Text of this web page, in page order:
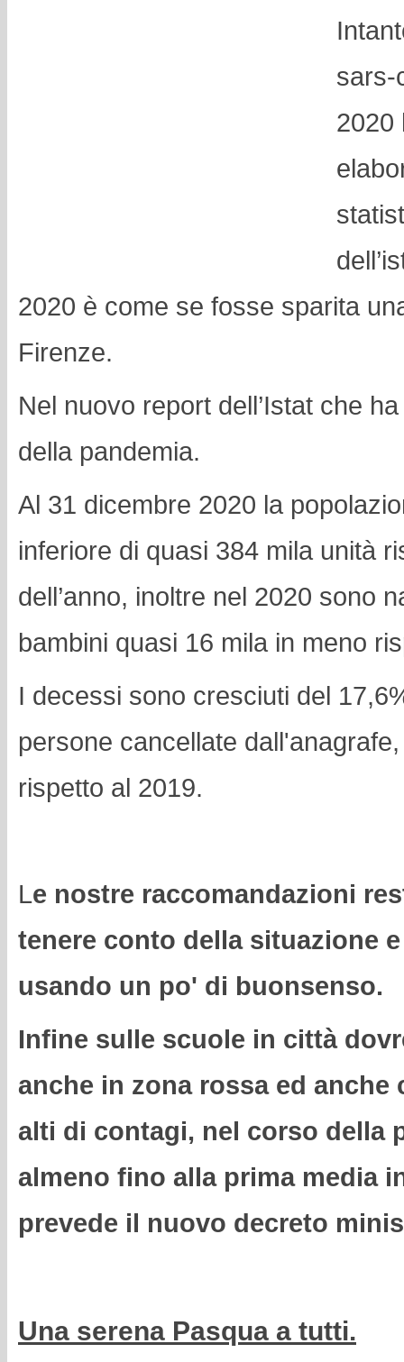
sars-
2020
2020 è come se fosse sparita
Firenze.
Nel nuovo report dell’Istat che
della pandemia.
Al 31 dicembre 2020 la
inferiore di quasi 384 mila unità
dell’anno, inoltre nel 2020 sono
bambini quasi 16 mila in meno
I decessi sono cresciuti del
persone cancellate
rispetto al 2019.
Le nostre raccomandazioni
tenere conto della situazione
usando un po' di buonsenso.
Infine sulle scuole in città
anche in zona rossa ed anche
alti di contagi, nel corso della
almeno fino alla prima media
prevede il nuovo decreto
Una serena Pasqua a tutti.